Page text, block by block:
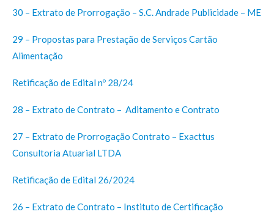
30 – Extrato de Prorrogação – S.C. Andrade Publicidade – ME
29 – Propostas para Prestação de Serviços Cartão
Alimentação
Retificação de Edital nº 28/24
28 – Extrato de Contrato – Aditamento e Contrato
27 – Extrato de Prorrogação Contrato – Exacttus
Consultoria Atuarial LTDA
Retificação de Edital 26/2024
26 – Extrato de Contrato – Instituto de Certificação